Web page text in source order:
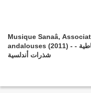
Musique Sanaâ,
andalouses (2011) - موسيقى أندلسية ـ صنعة ـ جمعية دار الغرناطية -
شذرات أندلسية